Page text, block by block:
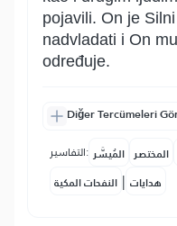
pojavili. On je
nadvladati i On
određuje.
Diğer Tercümeleri
التفاسير: المُيسَّر المختصر
النفحات المكية | هدايات